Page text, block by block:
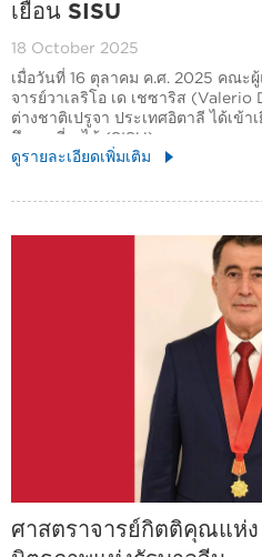
เยือน SISU
18 October 2025
เมื่อวันที่ 16 ตุลาคม ค.ศ. 2025 คณะ
จารย์วาเลริโอ เด เชซาริส
ต่างชาติเปรูจา ประเทศอิตาลี ได้เข้
ศึกษาเซี่ยงไฮ้ (SISU)
ดูรายละเอียดเพิ่มเติม
ศาสตราจารย์กิตติคุณแห่ง